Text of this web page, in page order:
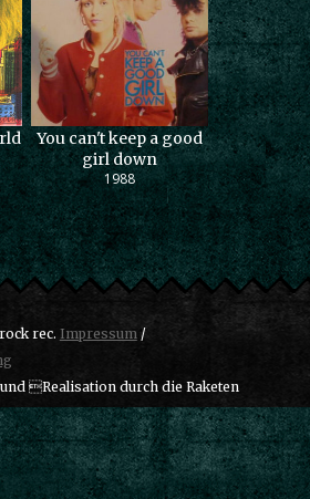
You can't keep a good
girl down
1988
rec. Impressum/
Realisation durch die Raketen